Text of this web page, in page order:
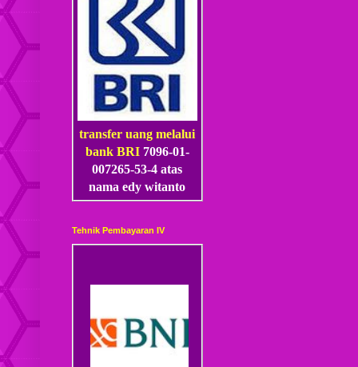
transfer uang melalui
bank BRI 7096-01-
007265-53-4 atas
nama edy witanto
Tehnik Pembayaran IV